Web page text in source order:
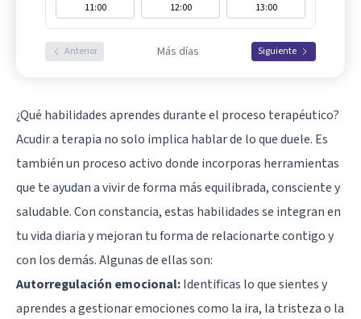
11:00
12:00 13:00
Anterior Más días Siguiente
¿Qué habilidades aprendes durante el proceso terapéutico?
Acudir a terapia no solo implica hablar de lo que duele. Es
también un proceso activo donde incorporas herramientas
que te ayudan a vivir de forma más equilibrada, consciente y
saludable. Con constancia, estas habilidades se integran en
tu vida diaria y mejoran tu forma de relacionarte contigo y
con los demás. Algunas de ellas son:
Autorregulación emocional:Identificas lo que sientes y
aprendes a gestionar emociones como la ira, la tristeza o la